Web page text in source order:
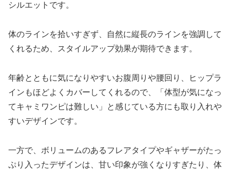
シルエットです。
体のラインを拾いすぎず、自然に縦長のラインを強調して
くれるため、スタイルアップ効果が期待できます。
年齢とともに気になりやすいお腹周りや腰回り、ヒップラ
インもほどよくカバーしてくれるので、「体型が気になっ
てキャミワンピは難しい」と感じている方にも取り入れや
すいデザインです。
一方で、ボリュームのあるフレアタイプやギャザーがたっ
ぷり入ったデザインは、甘い印象が強くなりすぎたり、体